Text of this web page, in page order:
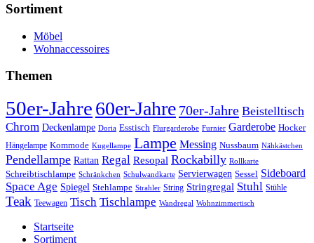
Sortiment
Möbel
Wohnaccessoires
Themen
50er-Jahre60er-Jahre 70er-Jahre Beistelltisch
Chrom Deckenlampe Doria Esstisch Flurgarderobe Furnier Garderobe Hocker
Hängelampe Kommode Kugellampe Lampe Messing Nussbaum Nähkästchen
Pendellampe Rattan Regal Resopal Rockabilly Rollkarte
Schreibtischlampe Schränkchen Schulwandkarte Servierwagen Sessel Sideboard
Space Age Spiegel Stehlampe Strahler String Stringregal Stuhl Stühle
Teak Teewagen Tisch Tischlampe Wandregal Wohnzimmertisch
Startseite
Sortiment